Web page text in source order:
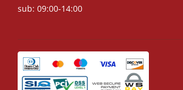
sub: 09:00-14:00